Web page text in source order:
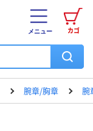
カゴ
メニュー
腕章/胸章 腕